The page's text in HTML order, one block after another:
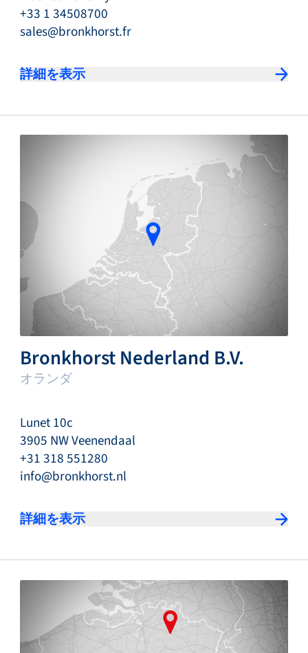
+33 1 34508700
sales@bronkhorst.fr
詳細を表示
Bronkhorst Nederland B.V.
オランダ
Lunet 10c
3905 NW Veenendaal
+31 318 551280
info@bronkhorst.nl
詳細を表示